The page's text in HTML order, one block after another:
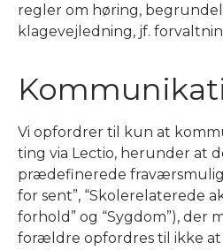
regler om høring,
klagevejledning, jf.
Vi opfordrer til kun at
ting via Lectio, herunder at
prædefinerede
for sent”, “Skolerelaterede
forhold” og “Sygdom”), der
forældre opfordres til ikke